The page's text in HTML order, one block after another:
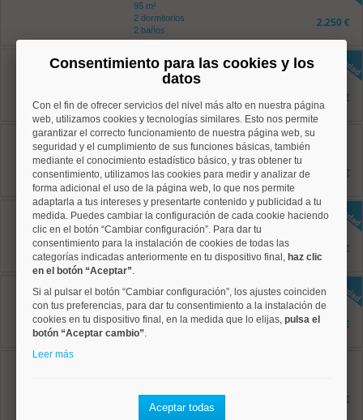
95 m²
2 dormitorios
2 baños
2.250 €
Centro, Palacio
Ref: 50004788
2 baños
2.100 €
Centro, Palacio
Ref: 50004804
82 m²
1 dormitorios
1 baños
2.000 €
Centro, Universidad
Ref: 50004823
60 m²
2 dormitorios
1 baños
2.000 €
Ref: 50004815
100 m²
2 dormitorios
1 baños
1.950 €
1 dormitorios
1 baños
1.800 €
Consentimiento para las cookies y los
datos
Con el fin de ofrecer servicios del nivel más alto en nuestra página
web, utilizamos cookies y tecnologías similares. Esto nos permite
garantizar el correcto funcionamiento de nuestra página web, su
seguridad y el cumplimiento de sus funciones básicas, también
mediante el conocimiento estadístico básico, y tras obtener tu
consentimiento, utilizamos las cookies para medir y analizar de
forma adicional el uso de la página web, lo que nos permite
adaptarla a tus intereses y presentarte contenido y publicidad a tu
medida. Puedes cambiar la configuración de cada cookie haciendo
clic en el botón “Cambiar configuración”. Para dar tu
consentimiento para la instalación de cookies de todas las
categorías indicadas anteriormente en tu dispositivo final, haz clic
en el botón “Aceptar”.
Si al pulsar el botón “Cambiar configuración”, los ajustes coinciden
con tus preferencias, para dar tu consentimiento a la instalación de
cookies en tu dispositivo final, en la medida que lo elijas, pulsa el
botón “Aceptar cambio”.
Leer más
Aceptar todas